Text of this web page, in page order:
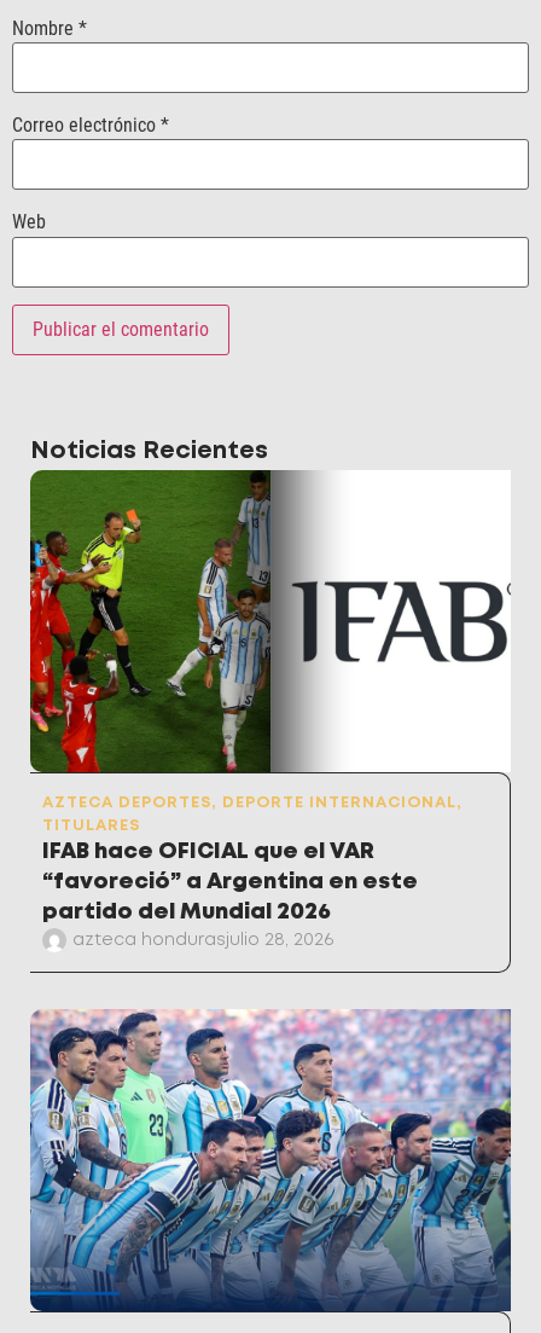
Nombre *
Correo electrónico *
Web
Noticias Recientes
AZTECA DEPORTES, DEPORTE INTERNACIONAL,
TITULARES
IFAB hace OFICIAL que el VAR
“favoreció” a Argentina en este
partido del Mundial 2026
azteca hondurasjulio 28, 2026